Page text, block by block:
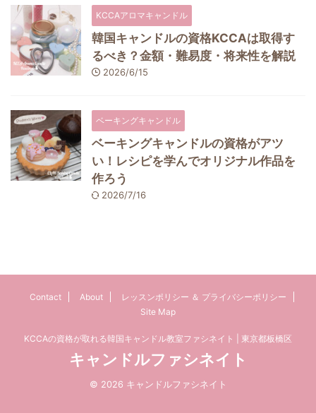
KCCAアロマキャンドル
韓国キャンドルの資格KCCAは取得す
るべき？金額・難易度・将来性を解説
2026/6/15
ベーキングキャンドル
ベーキングキャンドルの資格がアツ
い！レシピを学んでオリジナル作品を
作ろう
2026/7/16
Contact About
レッスンポリシー ＆ プライバシーポリシー
Site Map
KCCAの資格が取れる韓国キャンドル教室ファシネイト | 東京都板橋区
キャンドルファシネイト
© 2026 キャンドルファシネイト